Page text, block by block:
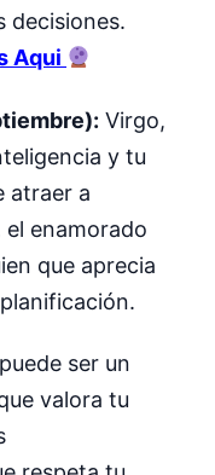
decisiones.
Aqui
Virgo,
y tu
atraer a
el enamorado
que aprecia
ser un
valora tu